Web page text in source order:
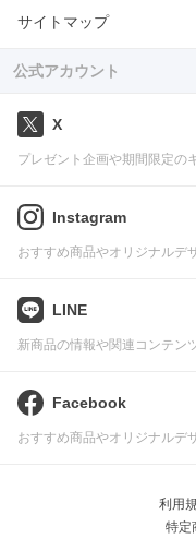
サイトマップ
公式アカウント
X
プレゼント企画や期間限定の
Instagram
おすすめ商品やオリジナルデ
LINE
新商品の情報や関連コンテン
Facebook
おすすめ商品やオリジナルデ
利用
特定